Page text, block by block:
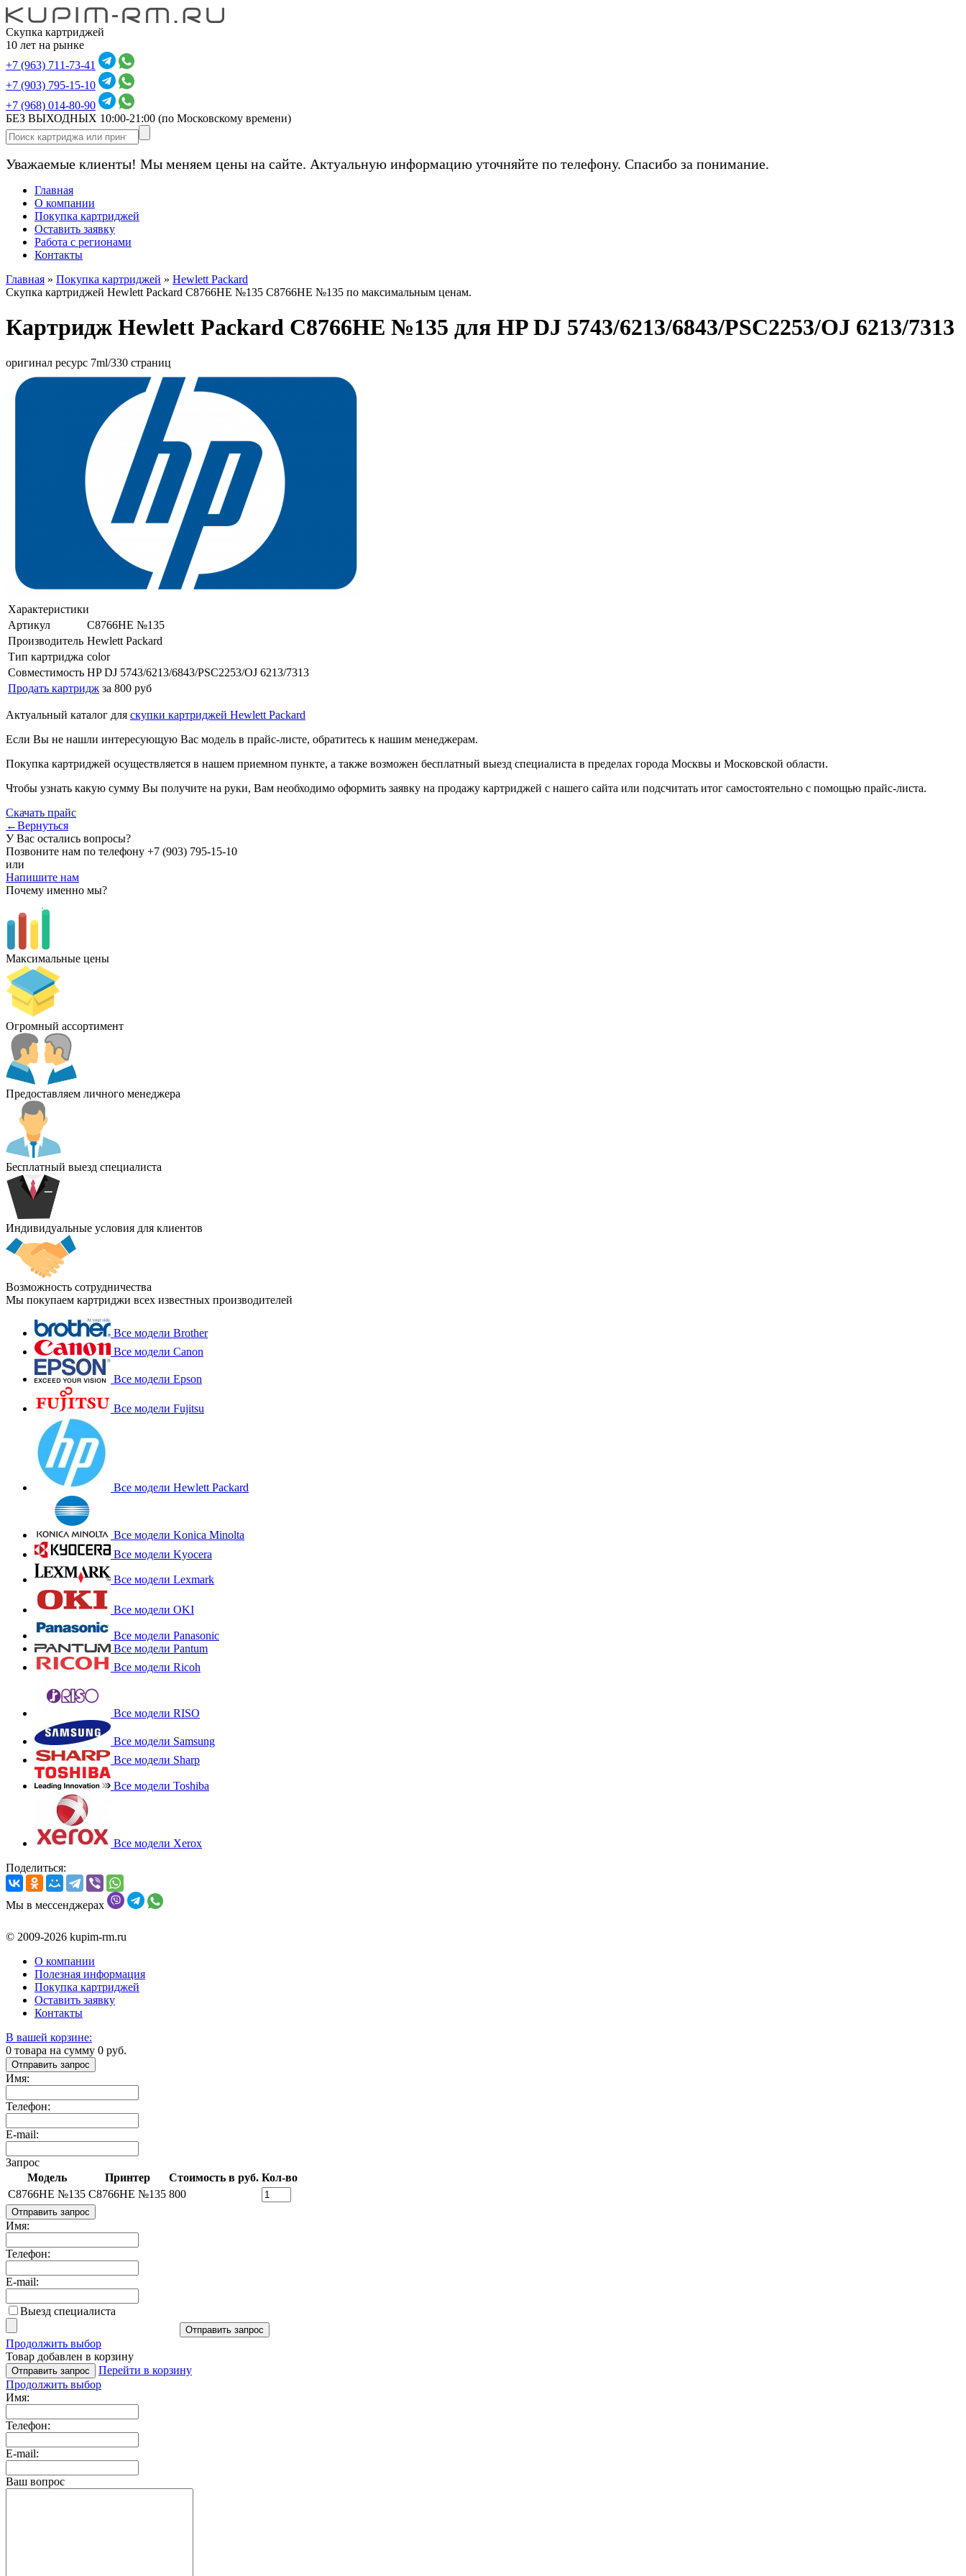
Скупка картриджей
10 лет на рынке
+7 (963) 711-73-41
+7 (903) 795-15-10
+7 (968) 014-80-90
БЕЗ ВЫХОДНЫХ 10:00-21:00 (по Московскому времени)
Уважаемые клиенты! Мы меняем цены на сайте. Актуальную информацию уточняйте по телефону. Спасибо за понимание.
Главная
О компании
Покупка картриджей
Оставить заявку
Работа с регионами
Контакты
Главная » Покупка картриджей » Hewlett Packard
Скупка картриджей Hewlett Packard C8766HE №135 C8766HE №135 по максимальным ценам.
Картридж Hewlett Packard C8766HE №135 для HP DJ 5743/6213/6843/PSC2253/OJ 6213/7313
оригинал ресурс 7ml/330 страниц
Характеристики
Артикул
C8766HE №135
Производитель Hewlett Packard
Тип картриджа color
Совместимость HP DJ 5743/6213/6843/PSC2253/OJ 6213/7313
Продать картридж за 800 руб
Актуальный каталог для скупки картриджей Hewlett Packard
Если Вы не нашли интересующую Вас модель в прайс-листе, обратитесь к нашим менеджерам.
Покупка картриджей осуществляется в нашем приемном пункте, а также возможен бесплатный выезд специалиста в пределах города Москвы и Московской области.
Чтобы узнать какую сумму Вы получите на руки, Вам необходимо оформить заявку на продажу картриджей с нашего сайта или подсчитать итог самостоятельно с помощью прайс-листа.
Скачать прайс
←Вернуться
У Вас остались вопросы?
Позвоните нам по телефону +7 (903) 795-15-10
или
Напишите нам
Почему именно мы?
Максимальные цены
Огромный ассортимент
Предоставляем личного менеджера
Бесплатный выезд специалиста
Индивидуальные условия для клиентов
Возможность сотрудничества
Мы покупаем картриджи всех известных производителей
Все модели Brother
Все модели Canon
Все модели Epson
Все модели Fujitsu
Все модели Hewlett Packard
Все модели Konica Minolta
Все модели Kyocera
Все модели Lexmark
Все модели OKI
Все модели Panasonic
Все модели Pantum
Все модели Ricoh
Все модели RISO
Все модели Samsung
Все модели Sharp
Все модели Toshiba
Все модели Xerox
Поделиться:
Мы в мессенджерах
© 2009-2026 kupim-rm.ru
О компании
Полезная информация
Покупка картриджей
Оставить заявку
Контакты
В вашей корзине:
0 товара на сумму 0 руб.
Отправить запрос
Имя:
Телефон:
E-mail:
Запрос
Модель
Принтер Стоимость в руб. Кол-во
C8766HE №135 C8766HE №135 800
Отправить запрос
Имя:
Телефон:
E-mail:
Выезд специалиста
Отправить запрос
Продолжить выбор
Товар добавлен в корзину
Отправить запрос
Перейти в корзину
Продолжить выбор
Имя:
Телефон:
E-mail:
Ваш вопрос